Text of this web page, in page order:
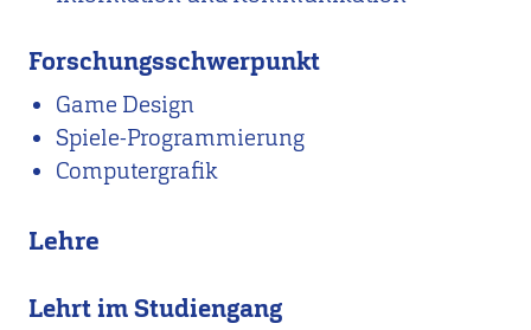
Forschungsschwerpunkt
Game Design
Spiele-Programmierung
Computergrafik
Lehre
Lehrt im Studiengang